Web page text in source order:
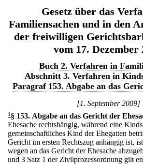
Gesetz über das
Familiensachen und in den
der freiwilligen
vom 17. Dezember
Buch 2. Verfahren in
Abschnitt 3. Verfahren in
Paragraf 153. Abgabe an das
[1. September 2009]
1 § 153. Abgabe an das Gericht der
Ehesache rechtshängig, während eine
gemeinschaftliches Kind der Ehegatten
Gericht im ersten Rechtszug anhängig ist,
wegen an das Gericht der Ehesache
und 3 Satz 1 der Zivilprozessordnung gilt